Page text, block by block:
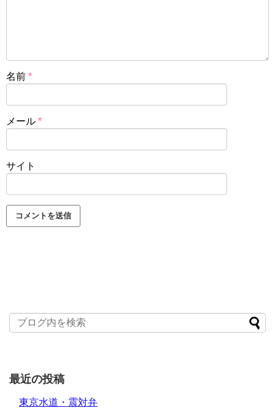
名前 *
メール *
サイト
最近の投稿
東京水道・震対弁